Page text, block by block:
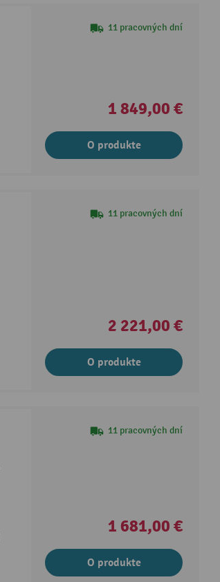
11 pracovných dní
1 849,00 €
O produkte
11 pracovných dní
2 221,00 €
O produkte
11 pracovných dní
1 681,00 €
O produkte